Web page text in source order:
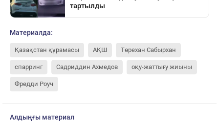
Материалда:
Қазақстан құрамасы АҚШ Төрехан Сабырхан
спарринг Садриддин Ахмедов оқу-жаттығу жиыны
Фредди Роуч
Алдыңғы материал